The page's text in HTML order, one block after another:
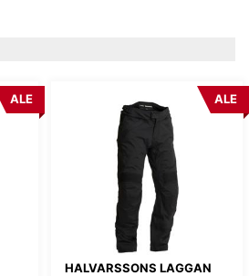
ALE
HALVARSSONS LAGGAN
ALE